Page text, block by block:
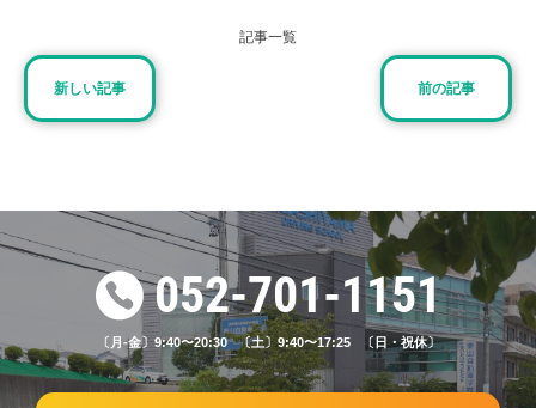
重要なお知らせ
お知らせ 2024.07.17
夏の短期集中スピードプラン受付終了のお知らせ
お知らせ 2026.02.15
2/23（月）「天皇誕生日」営業時間変更のお知らせ
新しい記事
記事一覧
前の記事
052-701-1151
〔月-金〕9:40〜20:30 〔土〕9:40〜17:25 〔日・祝休〕